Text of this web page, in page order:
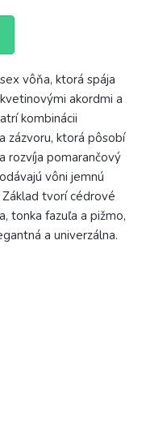
vôňa, ktorá spája
akordmi a
kombinácii
zázvoru, ktorá pôsobí
rozvíja pomarančový
vôni jemnú
tvorí cédrové
tonka fazuľa a pižmo,
a univerzálna.